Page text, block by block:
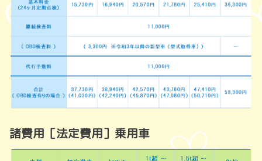
諸費用［法定費用］乗用車